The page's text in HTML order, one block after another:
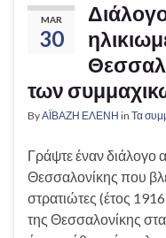
MAR
30
των
ByΑΪΒΑΖΗ ΕΛΕΝΗ in Τα
Γράψτε έναν διάλογο
Θεσσαλονίκης που
στρατιώτες (έτος
της Θεσσαλονίκης